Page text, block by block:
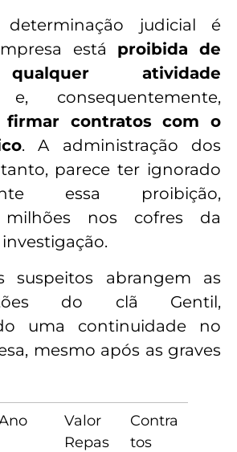
judicial é
está proibida de
atividade
consequentemente,
firmar contratos com o
. A administração dos
parece ter ignorado
essa proibição,
milhões nos cofres da
suspeitos abrangem as
do clã Gentil,
uma continuidade no
mesmo após as graves
Valor
Repas
Contra
tos